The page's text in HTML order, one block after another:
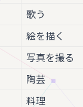
歌う
絵を描く
写真を撮る
陶芸
料理